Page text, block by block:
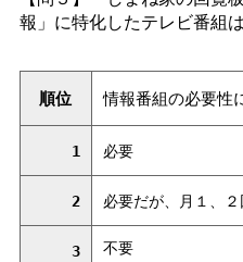
報」に特化したテレビ番組
順位 情報番組の必要性
1 必要
2 必要だが、月１、
3 不要